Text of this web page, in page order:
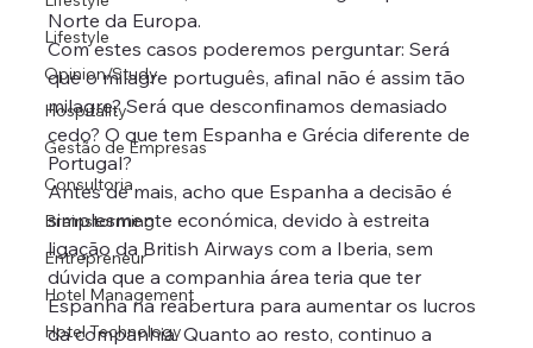
Lifestyle
Opinion/Study
Hospitality
Gestão de Empresas
Consultoria
Brainstorming
Entrepreneur
Hotel Management
Hotel Technology
Norte da Europa.
Com estes casos poderemos perguntar: Será
que o milagre português, afinal não é assim tão
milagre? Será que desconfinamos demasiado
cedo? O que tem Espanha e Grécia diferente de
Portugal?
Antes de mais, acho que Espanha a decisão é
simplesmente económica, devido à estreita
ligação da British Airways com a Iberia, sem
dúvida que a companhia área teria que ter
Espanha na reabertura para aumentar os lucros
da companhia. Quanto ao resto, continuo a